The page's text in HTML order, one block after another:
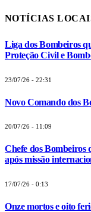
NOTÍCIAS
Liga dos Bombeiros
Proteção Civil e
23/07/26 - 22:31
Novo Comando dos
20/07/26 - 11:09
Chefe dos
após missão
17/07/26 - 0:13
Onze mortos e oito